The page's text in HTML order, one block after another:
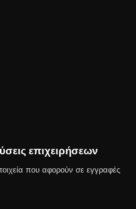
επιχειρήσεων
που αφορούν σε εγγραφές